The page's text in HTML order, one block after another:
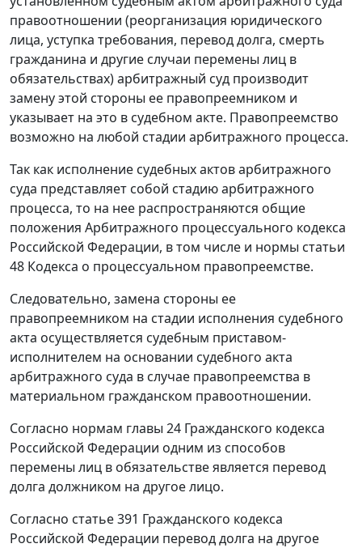
правоотношении (реорганизация юридического
лица, уступка требования, перевод долга, смерть
гражданина и другие случаи перемены лиц в
обязательствах) арбитражный суд производит
замену этой стороны ее правопреемником и
указывает на это в судебном акте. Правопреемство
возможно на любой стадии арбитражного процесса.
Так как исполнение судебных актов арбитражного
суда представляет собой стадию арбитражного
процесса, то на нее распространяются общие
положения Арбитражного процессуального кодекса
Российской Федерации, в том числе и нормы статьи
48 Кодекса о процессуальном правопреемстве.
Следовательно, замена стороны ее
правопреемником на стадии исполнения судебного
акта осуществляется судебным приставом-
исполнителем на основании судебного акта
арбитражного суда в случае правопреемства в
материальном гражданском правоотношении.
Согласно нормам главы 24 Гражданского кодекса
Российской Федерации одним из способов
перемены лиц в обязательстве является перевод
долга должником на другое лицо.
Согласно статье 391 Гражданского кодекса
Российской Федерации перевод долга на другое